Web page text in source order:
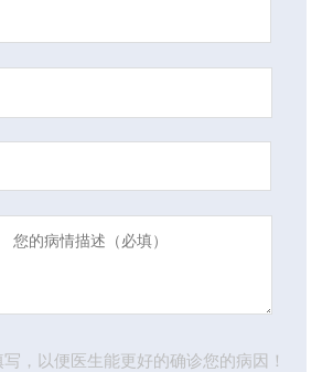
，以便医生能更好的确诊您的病因！